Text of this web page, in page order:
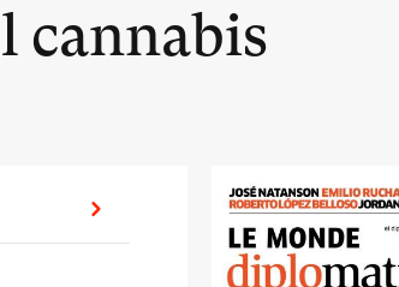
cannabis